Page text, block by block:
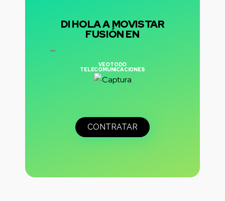
DI HOLA A MOVISTAR
FUSIÓN EN
VEOTODO
TELECOMUNICACIONES
CONTRATAR